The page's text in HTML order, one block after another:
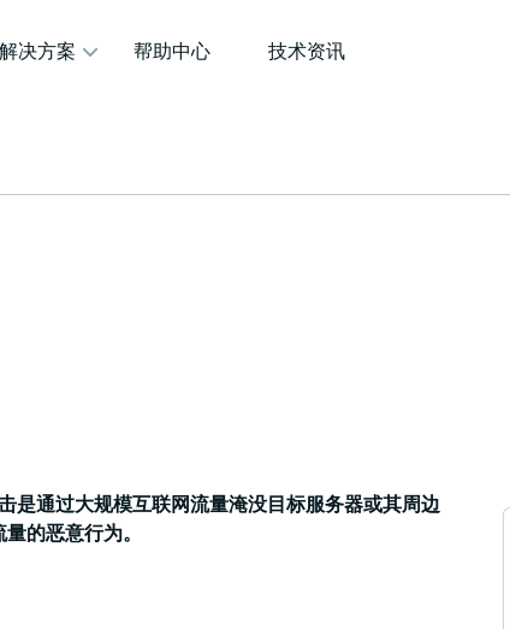
解决方案 帮助中心 技术资讯
是通过大规模互联网流量淹没目标服务器或其周边
的恶意行为。